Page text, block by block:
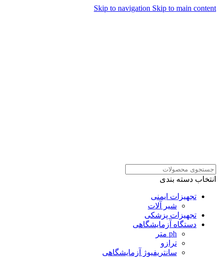
Skip to navigation Skip to main content
انتخاب دسته بندی
تجهیزات ایمنی
شیر آلات
تجهیزات پزشکی
دستگاه آزمایشگاهی
ph متر
ترازو
سانتریفیوژ آزمایشگاهی
همراهان علمینو به علت نوسانات